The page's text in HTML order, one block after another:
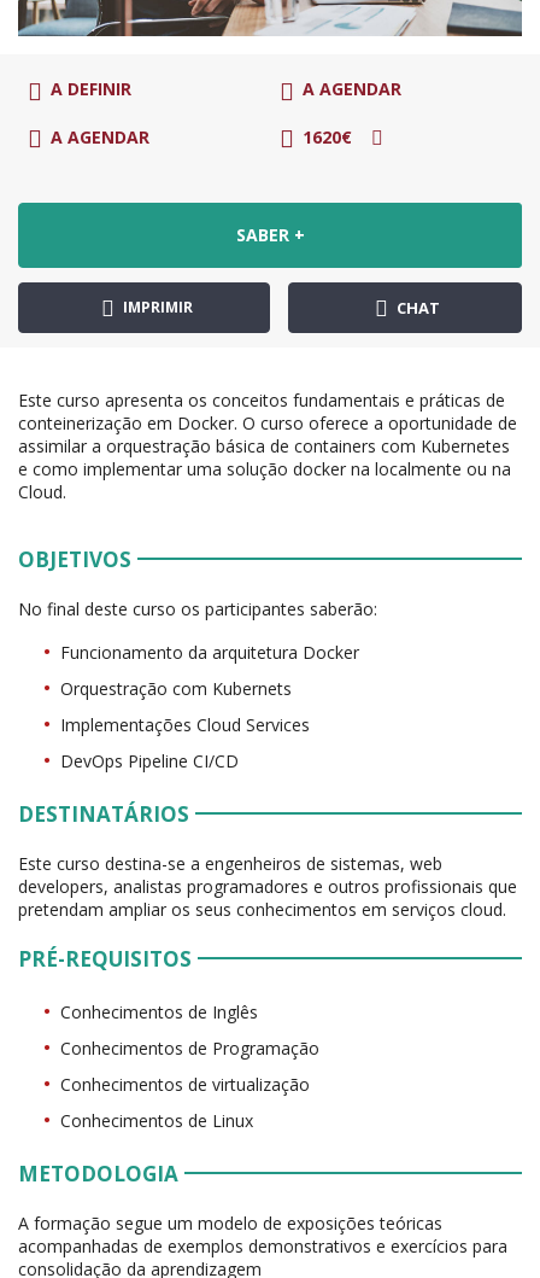
A DEFINIR A AGENDAR
A AGENDAR 1620€
SABER +
IMPRIMIR CHAT
Este curso apresenta os conceitos fundamentais e práticas de
conteinerização em Docker. O curso oferece a oportunidade de
assimilar a orquestração básica de containers com Kubernetes
e como implementar uma solução docker na localmente ou na
Cloud.
OBJETIVOS
No final deste curso os participantes saberão:
Funcionamento da arquitetura Docker
Orquestração com Kubernets
Implementações Cloud Services
DevOps Pipeline CI/CD
DESTINATÁRIOS
Este curso destina-se a engenheiros de sistemas, web
developers, analistas programadores e outros profissionais que
pretendam ampliar os seus conhecimentos em serviços cloud.
PRÉ-REQUISITOS
Conhecimentos de Inglês
Conhecimentos de Programação
Conhecimentos de virtualização
Conhecimentos de Linux
METODOLOGIA
A formação segue um modelo de exposições teóricas
acompanhadas de exemplos demonstrativos e exercícios para
consolidação da aprendizagem